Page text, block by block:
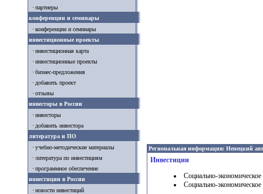
партнеры
конференции и семинары
конференции и семинары
инвестиционные проекты
инвестиционная карта
инвестиционные проекты
бизнес-предложения
добавить проект
отзывы
инвесторы в России
инвесторы
добавить инвестора
литература и ПО
учебно-методические материалы
литература по инвестициям
программное обеспечение
инвестиции в России
новости инвестиций
Региональная информация: Ненецкий
Инвестиции
Социально-
Социально-